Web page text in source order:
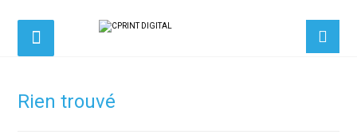
Rien trouvé